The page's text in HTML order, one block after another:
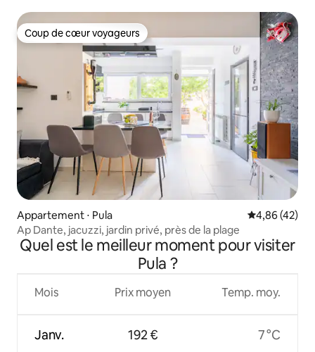
Coup de cœur voyageurs
Coup de cœur voyageurs
Appartement ⋅ Pula Évaluation
4,86 (42)
Ap Dante, jacuzzi, jardin privé, près de la plage
Quel est le meilleur moment pour visiter
Pula ?
Mois
Janv.
Prix moyen
192 €
Temp. moy.
7 °C